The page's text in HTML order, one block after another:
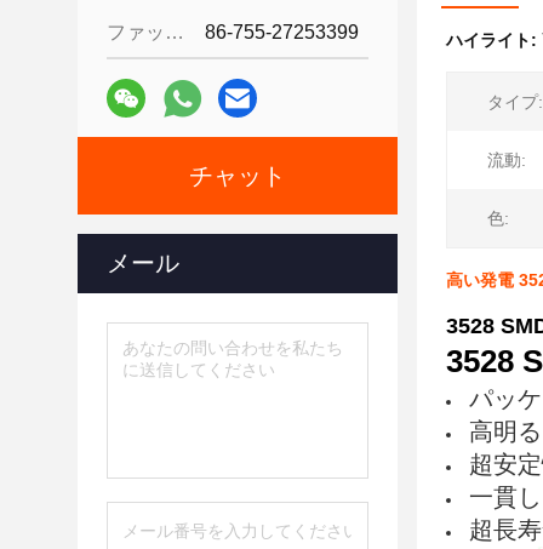
ファックス: 86-755-27253399
チャット
メール
ハイライト:
タイプ:
流動:
色:
高い発電
3528
3528
パッ
高明
超安
一貫
超長